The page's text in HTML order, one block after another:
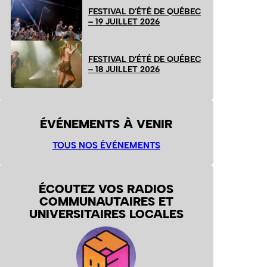
FESTIVAL D’ÉTÉ DE QUÉBEC
– 19 JUILLET 2026
FESTIVAL D’ÉTÉ DE QUÉBEC
– 18 JUILLET 2026
ÉVÉNEMENTS À VENIR
TOUS NOS ÉVÉNEMENTS
ÉCOUTEZ VOS RADIOS
COMMUNAUTAIRES ET
UNIVERSITAIRES LOCALES